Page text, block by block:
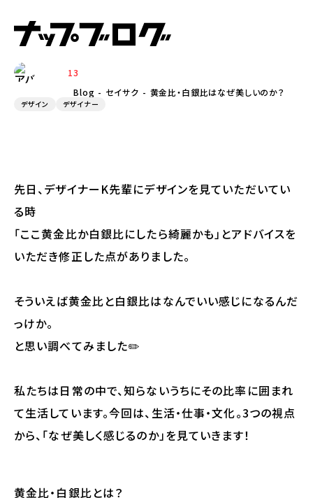
Blog セイサク 黄金比・白銀比はなぜ美しいのか？
黄金比・白銀比はなぜ美しいのか？
13
デザイン デザイナー
先日、デザイナーK先輩にデザインを見ていただいてい
る時
「ここ黄金比か白銀比にしたら綺麗かも」とアドバイスを
いただき修正した点がありました。
そういえば黄金比と白銀比はなんでいい感じになるんだ
っけか。
と思い調べてみました✏️
私たちは日常の中で、知らないうちにその比率に囲まれ
て生活しています。今回は、生活・仕事・文化。3つの視点
から、「なぜ美しく感じるのか」を見ていきます！
黄金比・白銀比とは？